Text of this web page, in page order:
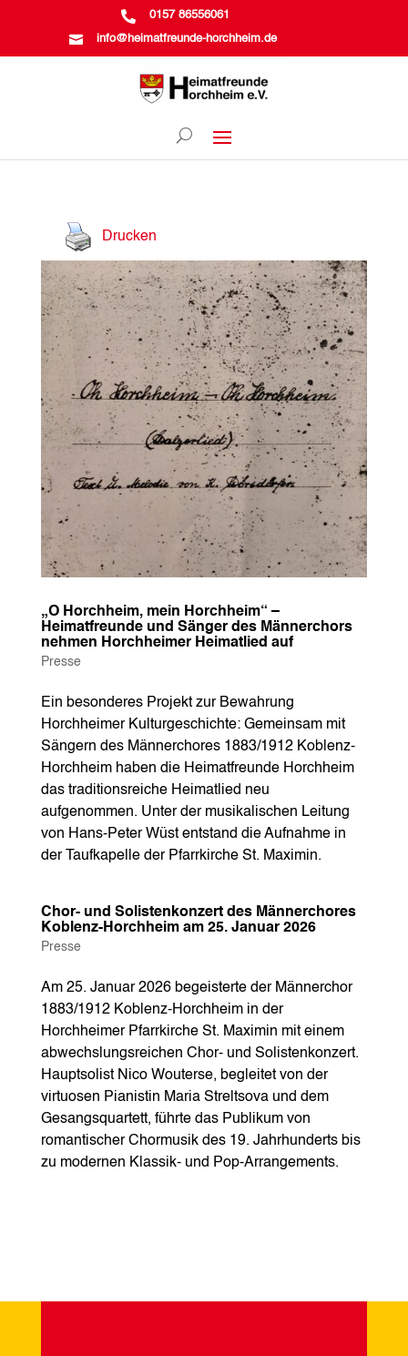
 0157 86556061
 info@heimatfreunde-horchheim.de
Drucken
„O Horchheim, mein Horchheim“ –
Heimatfreunde und Sänger des Männerchors
nehmen Horchheimer Heimatlied auf
Presse
Ein besonderes Projekt zur Bewahrung
Horchheimer Kulturgeschichte: Gemeinsam mit
Sängern des Männerchores 1883/1912 Koblenz-
Horchheim haben die Heimatfreunde Horchheim
das traditionsreiche Heimatlied neu
aufgenommen. Unter der musikalischen Leitung
von Hans-Peter Wüst entstand die Aufnahme in
der Taufkapelle der Pfarrkirche St. Maximin.
Chor- und Solistenkonzert des Männerchores
Koblenz-Horchheim am 25. Januar 2026
Presse
Am 25. Januar 2026 begeisterte der Männerchor
1883/1912 Koblenz-Horchheim in der
Horchheimer Pfarrkirche St. Maximin mit einem
abwechslungsreichen Chor‑ und Solistenkonzert.
Hauptsolist Nico Wouterse, begleitet von der
virtuosen Pianistin Maria Streltsova und dem
Gesangsquartett, führte das Publikum von
romantischer Chormusik des 19. Jahrhunderts bis
zu modernen Klassik‑ und Pop‑Arrangements.